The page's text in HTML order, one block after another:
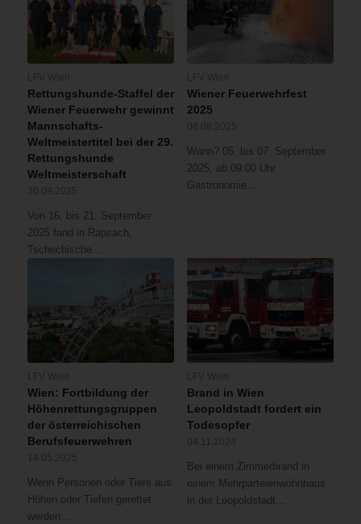
Rettungshunde-Staffel der
Wiener Feuerwehr gewinnt
Mannschafts-
Weltmeistertitel bei der 29.
Rettungshunde
Weltmeisterschaft
Von 16. bis 21. September
2025 fand in Rapsach,
Tschechische…
Wiener Feuerwehrfest
2025
Wann? 05. bis 07. September
2025, ab 09:00 Uhr
Gastronomie:…
Wien: Fortbildung der
Höhenrettungsgruppen
der österreichischen
Berufsfeuerwehren
Wenn Personen oder Tiere aus
Höhen oder Tiefen gerettet
werden…
Brand in Wien
Leopoldstadt fordert ein
Todesopfer
Bei einem Zimmerbrand in
einem Mehrparteienwohnhaus
in der Leopoldstadt…